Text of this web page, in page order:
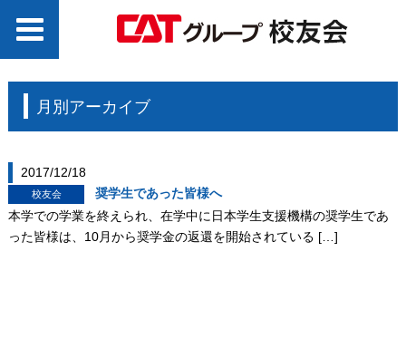
月別アーカイブ
2017/12/18
校友会
奨学生であった皆様へ
本学での学業を終えられ、在学中に日本学生支援機構の奨学生であ
った皆様は、10月から奨学金の返還を開始されている […]